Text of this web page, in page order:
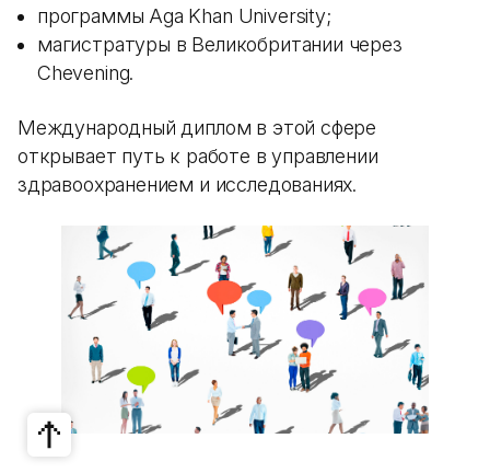
программы Aga Khan University;
магистратуры в Великобритании через
Chevening.
Международный диплом в этой сфере
открывает путь к работе в управлении
здравоохранением и исследованиях.